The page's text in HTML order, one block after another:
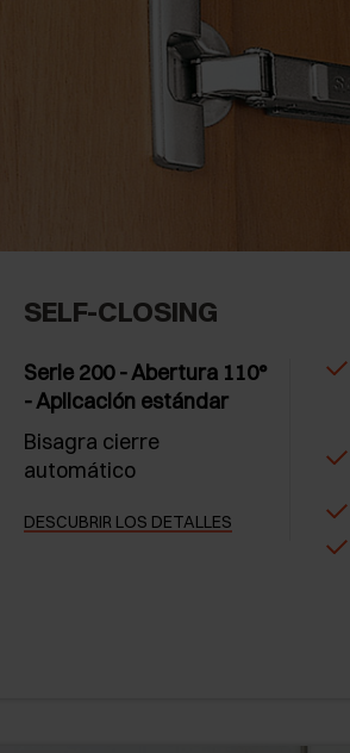
SELF-CLOSING
Serie 200 - Abertura 110°
- Aplicación estándar
Bisagra cierre
automático
DESCUBRIR LOS DETALLES